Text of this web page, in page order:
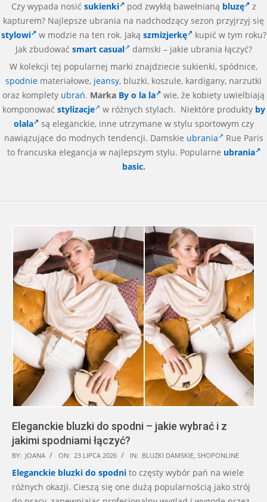
Czy wypada nosić sukienki pod zwykłą bawełnianą bluzę z
kapturem? Najlepsze ubrania na nadchodzący sezon przyjrzyj się
stylowi w modzie na ten rok. Jaką szmizjerkę kupić w tym roku?
Jak zbudować smart casual
damski – jakie ubrania łączyć?
W kolekcji tej popularnej marki znajdziecie sukienki, spódnice,
spodnie materiałowe, jeansy, bluzki, koszule, kardigany, narzutki
oraz komplety ubrań. Marka By o la la
wie, że kobiety uwielbiają
komponować stylizacje w różnych stylach. Niektóre produkty by
olala są eleganckie, inne utrzymane w stylu sportowym czy
nawiązujące do modnych tendencji. Damskie ubrania
Rue Paris
to francuska elegancja w najlepszym stylu. Popularne ubrania
basic.
Eleganckie bluzki do spodni – jakie wybrać i z
jakimi spodniami łączyć?
2026-
07-
23
BY: JOANA ON: 23 LIPCA 2026 IN: BLUZKI DAMSKIE, SHOPONLINE
Eleganckie bluzki do spodni to częsty wybór pań na wiele
różnych okazji. Cieszą się one dużą popularnością jako strój